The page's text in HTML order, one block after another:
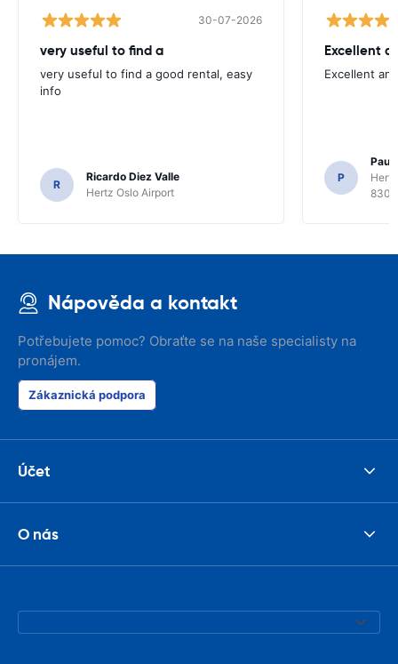
30-07-2026
very useful to find a
very useful to find a good rental, easy
info
R
Ricardo Diez Valle
Hertz Oslo Airport
Excellent
Excellent
P
Paul
8300
Nápověda a kontakt
Potřebujete pomoc? Obraťte se na naše specialisty na
pronájem.
Zákaznická podpora
Účet
O nás